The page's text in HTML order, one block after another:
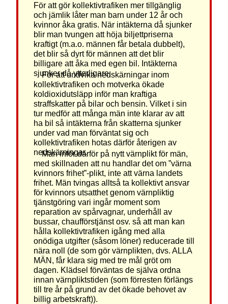
För att gör kollektivtrafiken mer tillgänglig
och jämlik låter man barn under 12 år och
kvinnor åka gratis. När intäkterna då sjunker
blir man tvungen att höja biljettpriserna
kraftigt (m.a.o. männen får betala dubbelt),
det blir så dyrt för männen att det blir
billigare att åka med egen bil. Intäkterna
sjunker då ytterligare.
För att undvika nedskärningar inom
kollektivtrafiken och motverka ökade
koldioxidutsläpp inför man kraftiga
straffskatter på bilar och bensin. Vilket i sin
tur medför att många män inte klarar av att
ha bil så intäkterna från skatterna sjunker
under vad man förväntat sig och
kollektivtrafiken hotas därför återigen av
nedskärningar.
Man inför därför på nytt värnplikt för män,
med skillnaden att nu handlar det om ”värna
kvinnors frihet”-plikt, inte att värna landets
frihet. Män tvingas alltså ta kollektivt ansvar
för kvinnors utsatthet genom värnpliktig
tjänstgöring vari ingår moment som
reparation av spårvagnar, underhåll av
bussar, chaufförstjänst osv. så att man kan
hålla kollektivtrafiken igång med alla
onödiga utgifter (såsom löner) reducerade till
nära noll (de som gör värnplikten, dvs. ALLA
MÄN, får klara sig med tre mål gröt om
dagen. Klädsel förväntas de själva ordna
innan värnpliktstiden (som förresten förlängs
till tre år på grund av det ökade behovet av
billig arbetskraft)).